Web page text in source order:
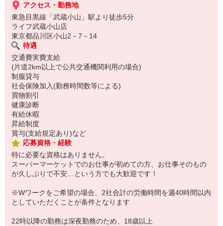
アクセス・勤務地
東急目黒線「武蔵小山」駅より徒歩5分
ライフ武蔵小山店
東京都品川区小山2－7－14
待遇
交通費実費支給
(片道2km以上で公共交通機関利用の場合)
制服貸与
社会保険加入(勤務時間数等による)
買物割引
健康診断
有給休暇
昇給制度
賞与(支給規定あり)など
応募資格・経験
特に必要な資格はありません。
スーパーマーケットでのお仕事が初めての方、お仕事そのもの
が久しぶりで不安…という方でも大歓迎です！
※Wワークをご希望の場合、2社合計の労働時間を週40時間以内
としていただくことが条件となります
22時以降の勤務は深夜勤務のため、18歳以上